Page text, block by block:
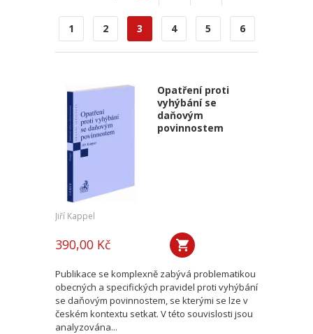
1 2 3 4 5 6
Opatření proti
vyhýbání se
daňovým
povinnostem
Jiří Kappel
390,00 Kč
Publikace se komplexně zabývá problematikou
obecných a specifických pravidel proti vyhýbání
se daňovým povinnostem, se kterými se lze v
českém kontextu setkat. V této souvislosti jsou
analyzována...